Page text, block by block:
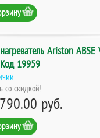
Ariston ABSE
19959
со скидкой!
руб.